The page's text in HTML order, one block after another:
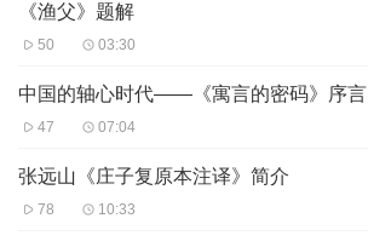
《渔父》题解
50 03:30
中国的轴心时代——《寓言的密码》序言
47 07:04
张远山《庄子复原本注译》简介
78 10:33